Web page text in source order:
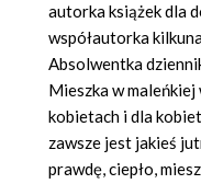
autorka książek dla
współautorka
Absolwentka
Mieszka w maleńkiej
kobietach i dla
zawsze jest jakieś
prawdę, ciepło,